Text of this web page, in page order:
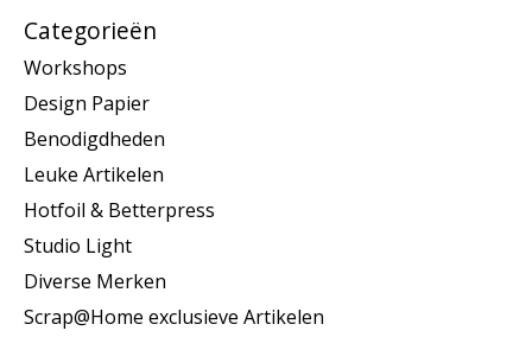
Categorieën
Workshops
Design Papier
Benodigdheden
Leuke Artikelen
Hotfoil & Betterpress
Studio Light
Diverse Merken
Scrap@Home exclusieve Artikelen